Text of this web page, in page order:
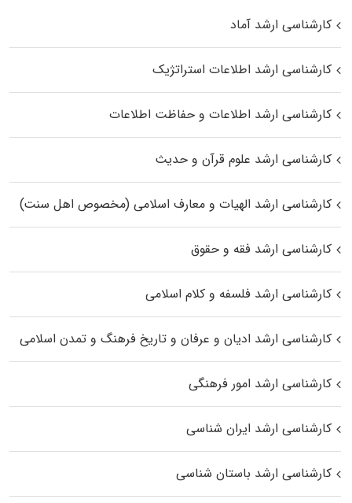
کارشناسی ارشد آماد
کارشناسی ارشد اطلاعات استراتژیک
کارشناسی ارشد اطلاعات و حفاظت اطلاعات
کارشناسی ارشد علوم قرآن و حدیث
کارشناسی ارشد الهیات و معارف اسلامی (مخصوص اهل سنت)
کارشناسی ارشد فقه و حقوق
کارشناسی ارشد فلسفه و کلام اسلامی
کارشناسی ارشد ادیان و عرفان و تاریخ فرهنگ و تمدن اسلامی
کارشناسی ارشد امور فرهنگی
کارشناسی ارشد ایران شناسی
کارشناسی ارشد باستان شناسی